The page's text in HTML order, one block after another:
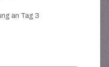
an Tag 3